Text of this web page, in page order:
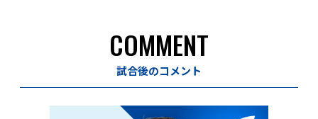
COMMENT
試合後のコメント